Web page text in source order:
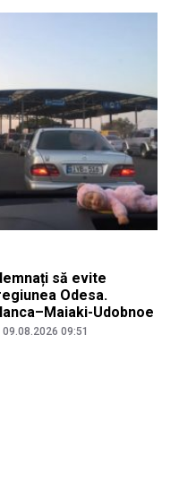
să evite
Odesa.
Udobnoe
09.08.2026 09:51